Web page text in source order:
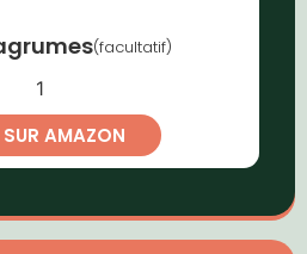
(facultatif)
1
AMAZON